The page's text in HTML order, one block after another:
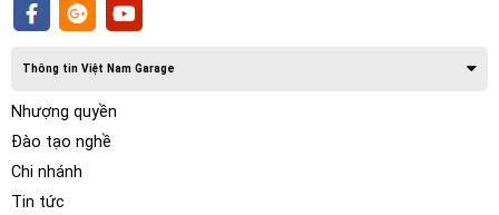
không chỉ giúp bảo vệ lớp sơn gốc của chiếc xe mà còn mang
đến sự mới mẻ, sang trọng và cá tính cho phương tiện di
chuyển của bạn.
Thông tin Việt Nam Garage
Nhượng quyền
Đào tạo nghề
Chi nhánh
Tin tức